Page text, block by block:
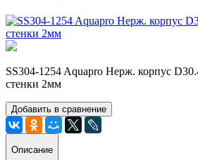
SS304-1254 Aquapro Нерж. корпус
стенки 2мм
Добавить в сравнение
Описание